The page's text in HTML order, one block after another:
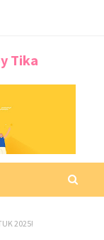
Tika
2025!